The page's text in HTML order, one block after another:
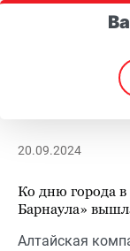
20.09.2024
Ко дню города
Барнаула»
Алтайская